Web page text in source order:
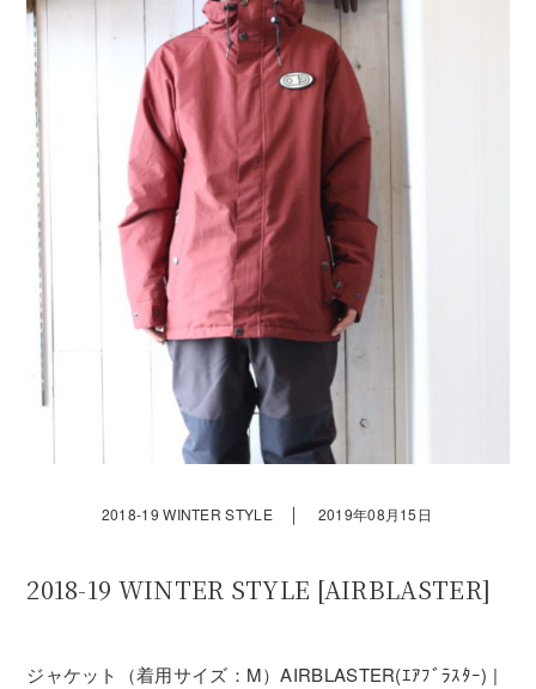
2018-19 WINTER STYLE ｜ 2019年08月15日
2018-19 WINTER STYLE [AIRBLASTER]
ジャケット（着用サイズ：M）AIRBLASTER(ｴｱﾌﾞﾗｽﾀｰ) |